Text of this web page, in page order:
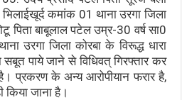
कमांक 01 थाना उरगा जिला
पिता बाबूलाल पटेल उम्र-30 वर्ष सा0
उरगा जिला कोरबा के विरूद्ध धारा
पाये जाने से विधिवत् गिरफ्तार कर
प्रकरण के अन्य आरोपीयान फरार है,
किया जाना है।